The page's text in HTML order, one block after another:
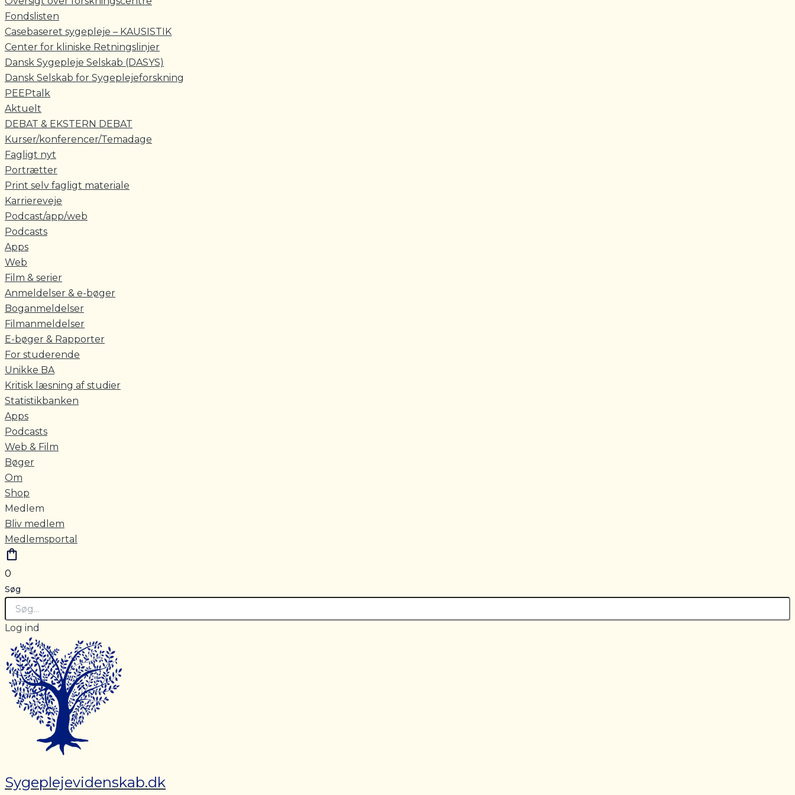
Fondslisten
Casebaseret sygepleje – KAUSISTIK
Center for kliniske Retningslinjer
Dansk Sygepleje Selskab (DASYS)
Dansk Selskab for Sygeplejeforskning
PEEPtalk
Aktuelt
DEBAT & EKSTERN DEBAT
Kurser/konferencer/Temadage
Fagligt nyt
Portrætter
Print selv fagligt materiale
Karriereveje
Podcast/app/web
Podcasts
Apps
Web
Film & serier
Anmeldelser & e-bøger
Boganmeldelser
Filmanmeldelser
E-bøger & Rapporter
For studerende
Unikke BA
Kritisk læsning af studier
Statistikbanken
Apps
Podcasts
Web & Film
Bøger
Om
Shop
Medlem
Bliv medlem
Medlemsportal
0
Søg
Log ind
Sygeplejevidenskab.dk